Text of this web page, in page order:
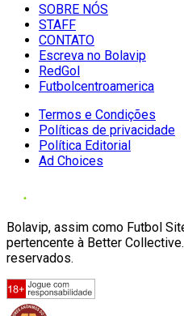
SOBRE NÓS
STAFF
CONTATO
Escreva no Bolavip
RedGol
Futbolcentroamerica
Termos e Condições
Políticas de privacidade
Política Editorial
Ad Choices
Bolavip, assim como Futbol
pertencente à Better
reservados.